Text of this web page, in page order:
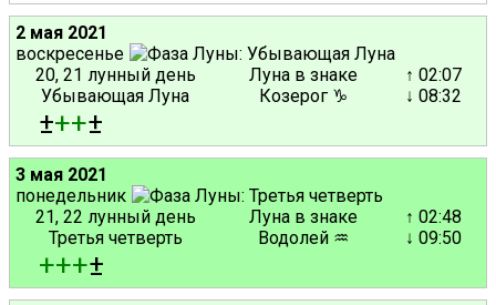
2 мая 2021
воскресенье
20, 21 лунный день
Убывающая Луна
Луна в знаке
Козерог ♑
↑ 02:07
↓ 08:32
±++±
3 мая 2021
понедельник
21, 22 лунный день
Третья четверть
Луна в знаке
Водолей ♒
↑ 02:48
↓ 09:50
+++±